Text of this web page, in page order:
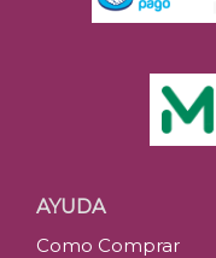
AYUDA
Como Comprar